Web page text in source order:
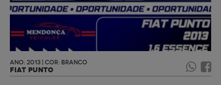
ANO: 2013 | COR: BRANCO
FIAT PUNTO